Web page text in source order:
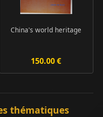
China's world heritage
150.00 €
thématiques